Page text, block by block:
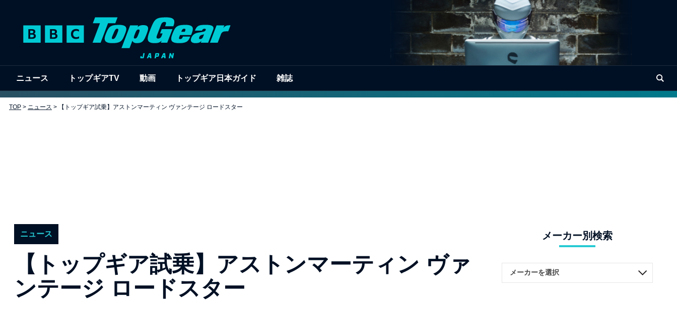
ニュース トップギアTV 動画 トップギア日本ガイド 雑誌
TOP > ニュース > 【トップギア試乗】アストンマーティン ヴァンテージ ロードスター
ニュース
【トップギア試乗】アストンマーティン ヴァ
ンテージ ロードスター
メーカー別検索